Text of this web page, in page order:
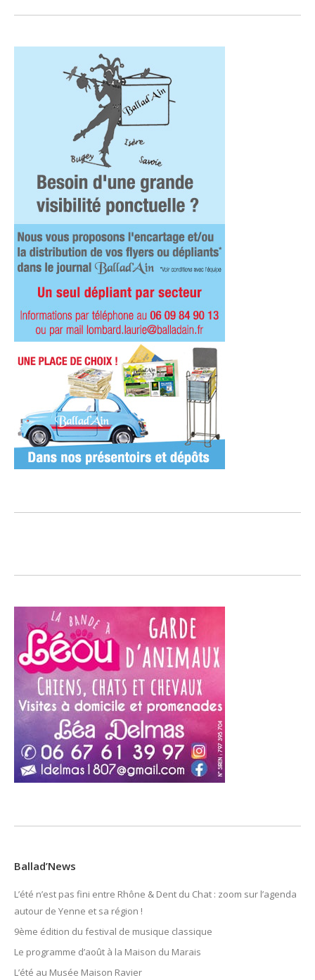
Ballad’News
L’été n’est pas fini entre Rhône & Dent du Chat : zoom sur l’agenda
autour de Yenne et sa région !
9ème édition du festival de musique classique
Le programme d’août à la Maison du Marais
L’été au Musée Maison Ravier